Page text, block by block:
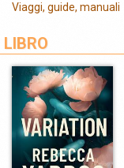
Viaggi, guide, manuali
LIBRO